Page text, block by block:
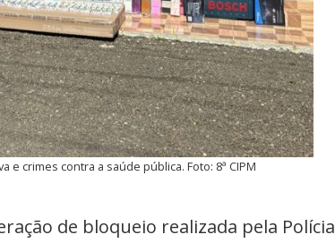
crimes contra a saúde pública. Foto: 8ª CIPM
de bloqueio realizada pela Polícia